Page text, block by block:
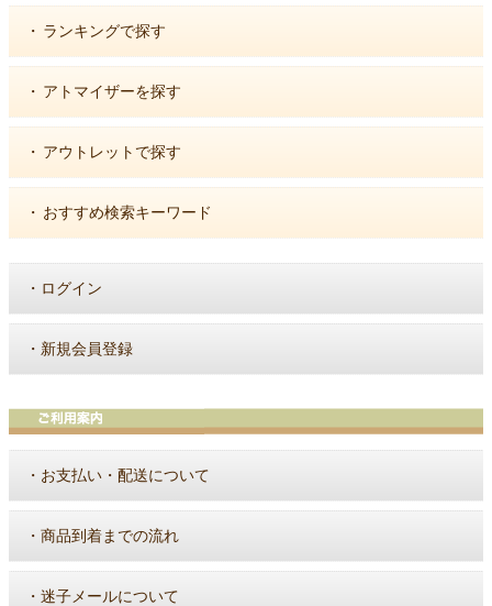
・ ランキングで探す
・ アトマイザーを探す
・ アウトレットで探す
・ おすすめ検索キーワード
・ ログイン
・ 新規会員登録
・ お支払い・配送について
・ 商品到着までの流れ
・ 迷子メールについて